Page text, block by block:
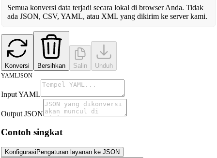
Semua konversi data terjadi secara lokal di browser Anda. Tidak
ada JSON, CSV, YAML, atau XML yang dikirim ke server kami.
Konversi Bersihkan Salin Unduh
YAMLJSON
Input YAML
Output JSON
Contoh singkat
Konfigurasi Pengaturan layanan ke JSON